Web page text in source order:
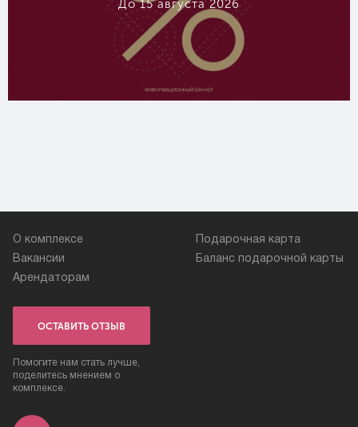
До 15 августа 2026
О комплексе
Вакансии
Арендаторам
Подарочная карта
Баланс подарочной карты
ОСТАВИТЬ ОТЗЫВ
Помогите нам стать лучше,
поделитесь мнением о
комплексе.